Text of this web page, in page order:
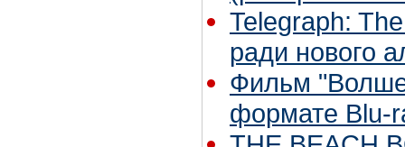
Telegraph:
ради нового
Фильм
формате Blu-